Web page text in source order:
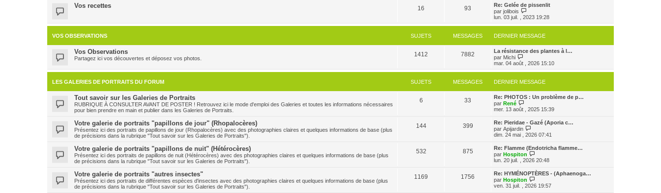
s
a
g
e
r
m
e
s
a
r
n
i
e
m
s
g
e
r
e
d
e
r
n
i
e
m
s
s
a
g
e
Vos recettes 16 93
Re: Gelée de pissenlit
par jolibois
o
r
l
e
d
e
n
i
r
e
s
a
e
lun. 03 juil. , 2023 19:28
VOS OBSERVATIONS SUJETS MESSAGES DERNIER MESSAGE
Vos Observations
Partagez ici vos découvertes et déposez vos photos.
1412 7882
La résistance des plantes à l…
par Michi
r
l
e
d
e
e
r
m
e
s
a
g
mar. 04 août , 2026 15:10
LES GALERIES DE PORTRAITS DU FORUM SUJETS MESSAGES DERNIER MESSAGE
Tout savoir sur les Galeries de Portraits
RUBRIQUE À CONSULTER AVANT DE POSTER ! Retrouvez ici le mode d'emploi des Galeries et toutes les informations nécessaires
pour bien prendre en main et publier dans les Galeries de Portraits.
6 33
Re: PHOTOS : Un problème de p…
par René
o
i
l
e
d
r
n
i
r
m
e
mer. 13 août , 2025 15:39
Votre galerie de portraits "papillons de jour" (Rhopalocères)
Présentez ici des portraits de papillons de jour (Rhopalocères) avec des photographies claires et quelques informations de base (plus
de précisions dans la rubrique "Tout savoir sur les Galeries de Portraits").
144 399
Re: Pieridae - Gazé (Aporia c…
par Apijardin
o
l
e
d
r
n
i
dim. 24 mai , 2026 07:41
Votre galerie de portraits "papillons de nuit" (Hétérocères)
Présentez ici des portraits de papillons de nuit (Hétérocères) avec des photographies claires et quelques informations de base (plus
de précisions dans la rubrique "Tout savoir sur les Galeries de Portraits").
532 875
Re: Flamme (Endotricha flamme…
par Hospiton
o
r
l
e
d
lun. 20 juil. , 2026 20:48
Votre galerie de portraits "autres insectes"
Présentez ici des portraits de différentes espèces d'insectes avec des photographies claires et quelques informations de base (plus
de précisions dans la rubrique "Tout savoir sur les Galeries de Portraits").
1169 1756
Re: HYMÉNOPTÈRES - (Aphaenoga…
par Hospiton
o
ven. 31 juil. , 2026 19:57